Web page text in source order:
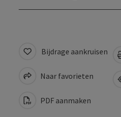
Bijdrage aankruisen
Naar favorieten
PDF aanmaken